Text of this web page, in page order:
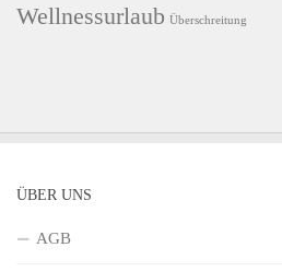
Wellnessurlaub Überschreitung
ÜBER UNS
AGB